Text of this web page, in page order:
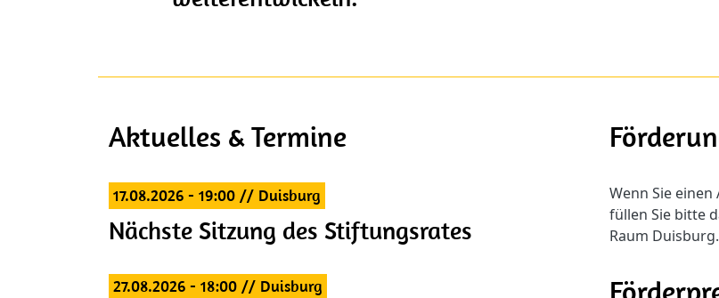
Aktuelles & Termine
17.08.2026 - 19:00// Duisburg
Nächste Sitzung des Stiftungsrates
27.08.2026 - 18:00// Duisburg
Wenn Sie
füllen Sie bitte
Raum Duisburg.